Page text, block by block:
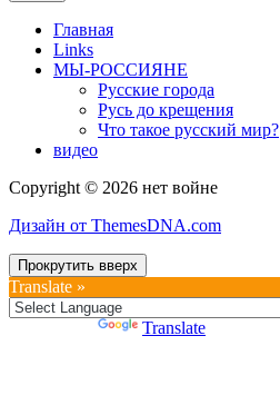
Главная
Links
МЫ-РОССИЯНЕ
Русские города
Русь до крещения
Что такое русский мир?
видео
Copyright © 2026 нет войне
Дизайн от ThemesDNA.com
Прокрутить вверх
Translate »
Translate